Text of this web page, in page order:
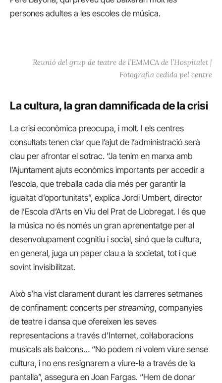
persones adultes a les escoles de música.
Reunió del grup de teatre de l’EMMCA de l’Hospitalet |
Fotografia cedida pel centre
La cultura, la gran damnificada de la crisi
La crisi econòmica preocupa, i molt. I els centres
consultats tenen clar que l’ajut de l’administració serà
clau per afrontar el sotrac. “Ja tenim en marxa amb
l’Ajuntament ajuts econòmics importants per accedir a
l’escola, que treballa cada dia més per garantir la
igualtat d’oportunitats”, explica Jordi Umbert, director
de l’Escola d’Arts en Viu del Prat de Llobregat. I és que
la música no és només un gran aprenentatge per al
desenvolupament cognitiu i social, sinó que la cultura,
en general, juga un paper clau a la societat, tot i que
sovint invisibilitzat.
Això s’ha vist clarament durant les darreres setmanes
de confinament: concerts per streaming, companyies
de teatre i dansa que ofereixen les seves
representacions a través d’Internet, col·laboracions
musicals als balcons… “No podem ni volem viure sense
cultura, i no ens resignarem a viure-la a través de la
pantalla”, assegura en Joan Fargas. “Hem de donar